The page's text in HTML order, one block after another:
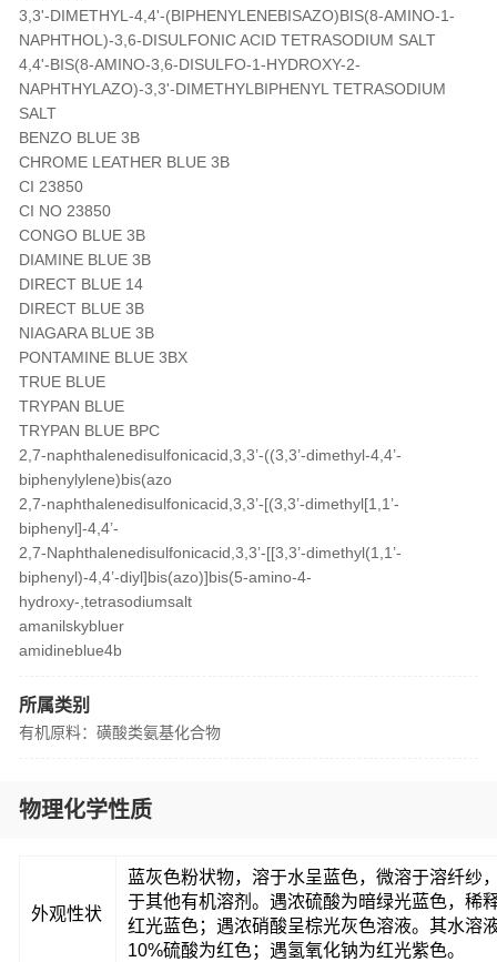
3,3'-DIMETHYL-4,4'-(BIPHENYLENEBISAZO)BIS(8-AMINO-1-
NAPHTHOL)-3,6-DISULFONIC ACID TETRASODIUM SALT
4,4'-BIS(8-AMINO-3,6-DISULFO-1-HYDROXY-2-
NAPHTHYLAZO)-3,3'-DIMETHYLBIPHENYL TETRASODIUM
SALT
BENZO BLUE 3B
CHROME LEATHER BLUE 3B
CI 23850
CI NO 23850
CONGO BLUE 3B
DIAMINE BLUE 3B
DIRECT BLUE 14
DIRECT BLUE 3B
NIAGARA BLUE 3B
PONTAMINE BLUE 3BX
TRUE BLUE
TRYPAN BLUE
TRYPAN BLUE BPC
2,7-naphthalenedisulfonicacid,3,3’-((3,3’-dimethyl-4,4’-
biphenylylene)bis(azo
2,7-naphthalenedisulfonicacid,3,3’-[(3,3’-dimethyl[1,1’-
biphenyl]-4,4’-
2,7-Naphthalenedisulfonicacid,3,3’-[[3,3’-dimethyl(1,1’-
biphenyl)-4,4’-diyl]bis(azo)]bis(5-amino-4-
hydroxy-,tetrasodiumsalt
amanilskybluer
amidineblue4b
所属类别
有机原料：磺酸类氨基化合物
物理化学性质
外观性状
蓝灰色粉状物，溶于水呈蓝色，微溶于溶纤纱
于其他有机溶剂。遇浓硫酸为暗绿光蓝色，稀
红光蓝色；遇浓硝酸呈棕光灰色溶液。其水溶
10%硫酸为红色；遇氢氧化钠为红光紫色。